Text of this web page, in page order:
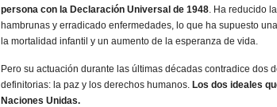
persona con la Declaración Universal de 1948. Ha reducido
hambrunas y erradicado enfermedades, lo que ha supuesto
la mortalidad infantil y un aumento de la esperanza de vida.
Pero su actuación durante las últimas décadas contradice dos
definitorias: la paz y los derechos humanos. Los dos ideales
Naciones Unidas.